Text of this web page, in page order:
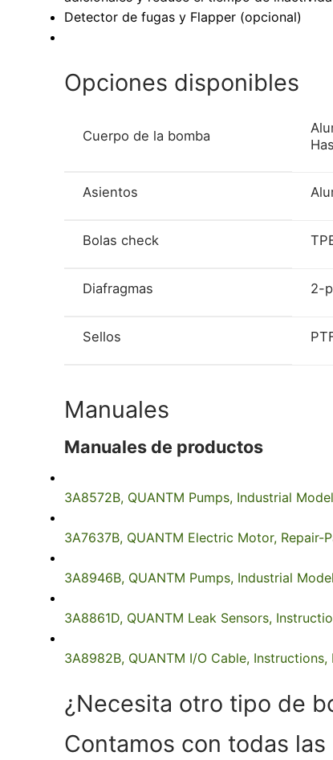
Detector de fugas y Flapper (opcional)
Opciones disponibles
Cuerpo de la bomba
Asientos
Bolas check
Diafragmas 2-
Sellos
Manuales
Manuales de productos
3A8572B, QUANTM Pumps, Industrial
3A7637B, QUANTM Electric Motor, Repair-
3A8946B, QUANTM Pumps, Industrial
3A8861D, QUANTM Leak Sensors,
3A8982B, QUANTM I/O Cable, Instructions,
¿Necesita otro tipo de
Contamos con todas las